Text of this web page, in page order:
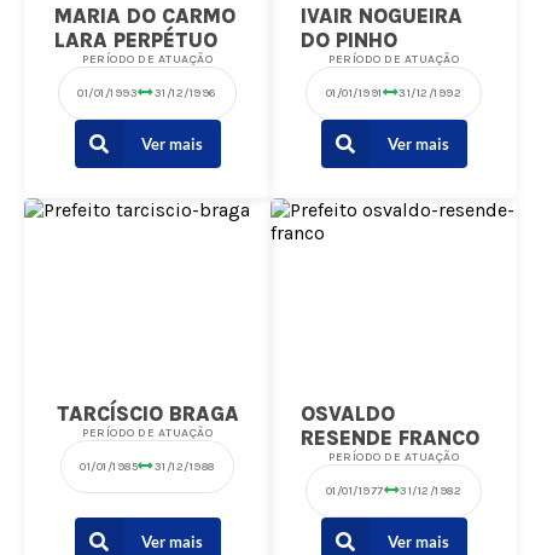
MARIA DO CARMO
LARA PERPÉTUO
PERÍODO DE ATUAÇÃO
01/01/1993 31/12/1996
Ver mais
IVAIR NOGUEIRA
DO PINHO
PERÍODO DE ATUAÇÃO
01/01/1991 31/12/1992
Ver mais
TARCÍSCIO BRAGA
PERÍODO DE ATUAÇÃO
01/01/1985 31/12/1988
Ver mais
OSVALDO
RESENDE FRANCO
PERÍODO DE ATUAÇÃO
01/01/1977 31/12/1982
Ver mais